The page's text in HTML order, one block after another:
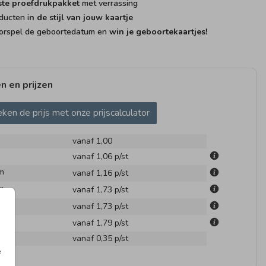
GEBOORTEVLAG
proefdrukpakketmet verrassing
in de stijl van jouw kaartje
de geboortedatum en win je geboortekaartjes!
en prijzen
de prijs met onze prijscalculator
vanaf 1,00
vanaf 1,06 p/st
vanaf 1,16 p/st
vanaf 1,73 p/st
vanaf 1,73 p/st
vanaf 1,79 p/st
vanaf 0,35 p/st